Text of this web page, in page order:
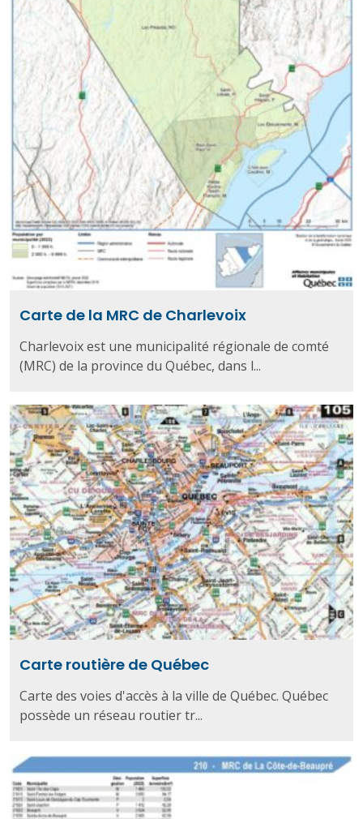
Carte de la MRC de Charlevoix
Charlevoix est une municipalité régionale de comté
(MRC) de la province du Québec, dans l...
Carte routière de Québec
Carte des voies d'accès à la ville de Québec. Québec
possède un réseau routier tr...